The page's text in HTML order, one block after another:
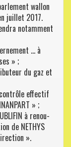
wallon
juillet 2017.
notamment
… à
» ;
du gaz et
effectif
» ;
à renou-
de NETHYS
».